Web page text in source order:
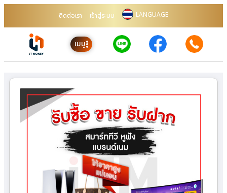
ติดต่อเรา เข้าสู่ระบบ LANGUAGE
เมนู